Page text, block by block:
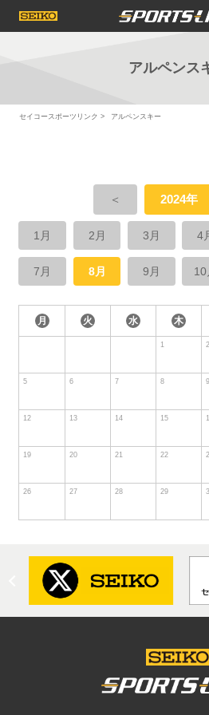
アルペンス
セイコースポーツリンク アルペンスキー
＜ 2024年
1月 2月 3月 4
7月 8月 9月 10
月 火 水 木
1 2
5 6 7 8 9
12 13 14 15
19 20 21 22
26 27 28 29